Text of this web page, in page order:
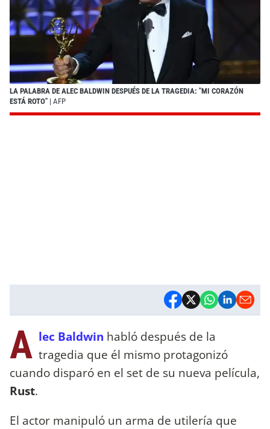
LA PALABRA DE ALEC BALDWIN DESPUÉS DE LA TRAGEDIA: "MI CORAZÓN
ESTÁ ROTO" | AFP
A lec Baldwin habló después de la
tragedia que él mismo protagonizó
cuando disparó en el set de su nueva película,
Rust.
El actor manipuló un arma de utilería que